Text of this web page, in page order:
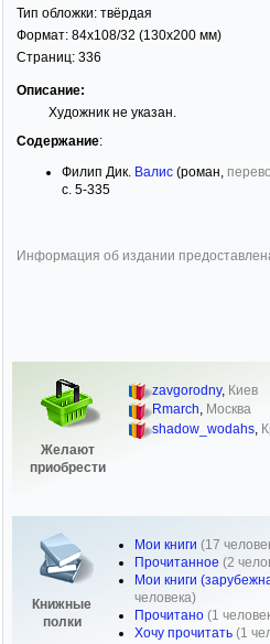
Тип обложки: твёрдая
Формат: 84x108/32 (130x200 мм)
Страниц: 336
Описание:
Художник не указан.
Содержание:
Филип Дик. Валис (роман,
с. 5-335
Информация об издании
Желают
приобрести
zavgorodny, Киев
Rmarch, Москва
shadow_wodahs
Книжные
полки
Мои книги (17
Прочитанное (2
Мои книги
человека)
Прочитано (1
Хочу прочитать (1